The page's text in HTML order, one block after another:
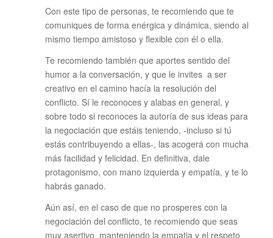
Con este tipo de personas, te recomiendo que te
comuniques de forma enérgica y dinámica, siendo al
mismo tiempo amistoso y flexible con él o ella.
Te recomiendo también que aportes sentido del
humor a la conversación, y que le invites a ser
creativo en el camino hacía la resolución del
conflicto. Sí le reconoces y alabas en general, y
sobre todo si reconoces la autoría de sus ideas para
la negociación que estáis teniendo, -incluso si tú
estás contribuyendo a ellas-, las acogerá con mucha
más facilidad y felicidad. En definitiva, dale
protagonismo, con mano izquierda y empatía, y te lo
habrás ganado.
Aún así, en el caso de que no prosperes con la
negociación del conflicto, te recomiendo que seas
muy asertivo, manteniendo la empatia y el respeto